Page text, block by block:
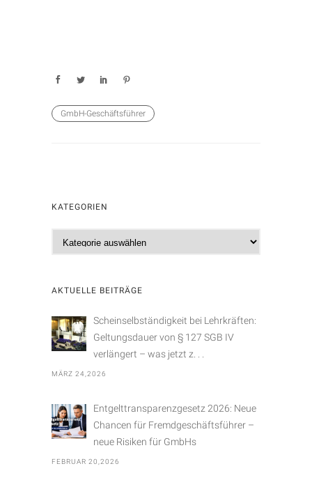
GmbH-Geschäftsführer
KATEGORIEN
a
e
o
r
i
e
AKTUELLE BEITRÄGE
Scheinselbständigkeit bei Lehrkräften:
Geltungsdauer von § 127 SGB IV
verlängert – was jetzt z. . .
MÄRZ 24,2026
Entgelttransparenzgesetz 2026: Neue
Chancen für Fremdgeschäftsführer –
neue Risiken für GmbHs
FEBRUAR 20,2026